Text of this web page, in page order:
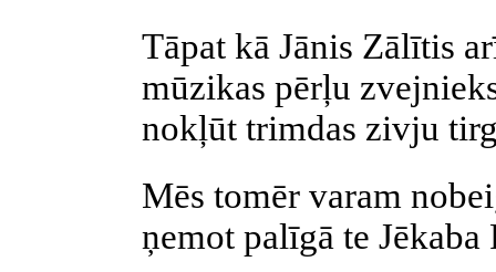
Tāpat kā Jānis Zālītis
mūzikas pērļu
nokļūt trimdas zivju
Mēs tomēr varam
ņemot palīgā te Jēkaba